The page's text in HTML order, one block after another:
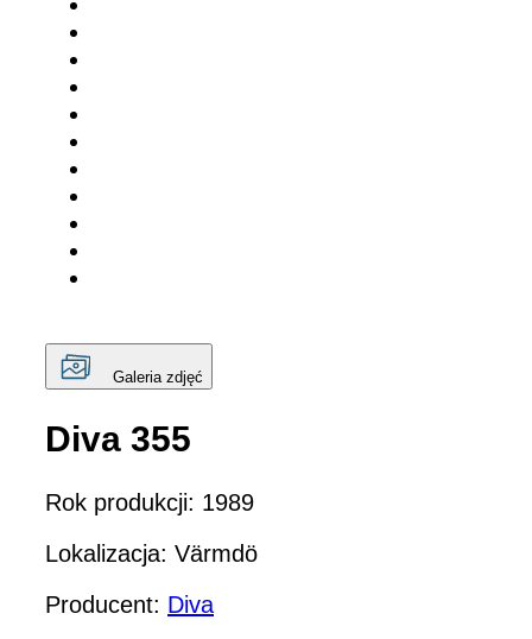
Galeria zdjęć
Diva 355
Rok produkcji: 1989
Lokalizacja: Värmdö
Producent: Diva